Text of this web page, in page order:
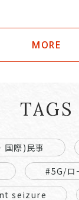
MORE
TAGS
国際)民事
#5G/ロ
seizure